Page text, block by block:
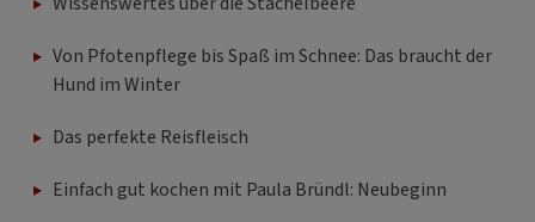
Von Pfotenpflege bis Spaß im Schnee: Das braucht der
Hund im Winter
Das perfekte Reisfleisch
Einfach gut kochen mit Paula Bründl: Neubeginn